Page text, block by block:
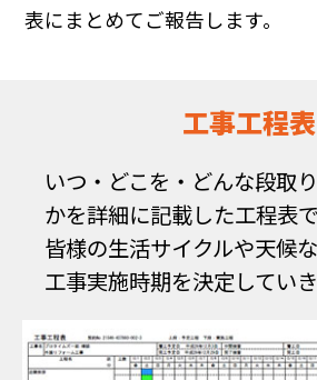
表にまとめてご報告します。
工事工程表
いつ・どこを・どんな段取
かを詳細に記載した工程表
皆様の生活サイクルや天候
工事実施時期を決定していき